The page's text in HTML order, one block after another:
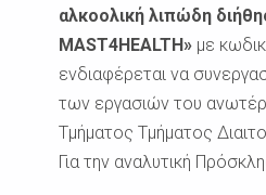
αλκοολική λιπώδη
MAST4HEALTH » με
ενδιαφέρεται να
των εργασιών του
Τμήματος Τμήματος
Για την αναλυτική